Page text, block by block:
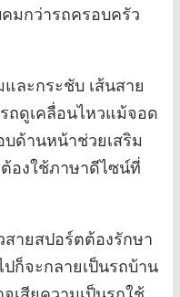
มกว่ารถครอบครัว
ละกระชับ เส้นสาย
ถดูเคลื่อนไหวแม้จอด
ด้านหน้าช่วยเสริม
องใช้ภาษาดีไซน์ที่
ายสปอร์ตต้องรักษา
ก็จะกลายเป็นรถบ้าน